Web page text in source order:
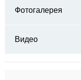
Фотогалерея
Видео